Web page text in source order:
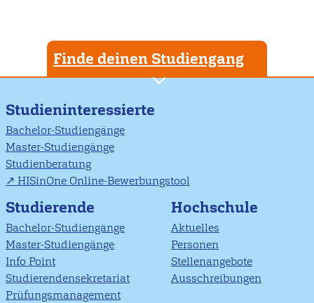
Finde deinen Studiengang
Studieninteressierte
Bachelor-Studiengänge
Master-Studiengänge
Studienberatung
HISinOne Online-Bewerbungstool
Studierende
Bachelor-Studiengänge
Master-Studiengänge
Info Point
Studierendensekretariat
Prüfungsmanagement
Hochschule
Aktuelles
Personen
Stellenangebote
Ausschreibungen